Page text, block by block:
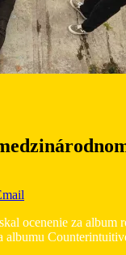
ocenenie za